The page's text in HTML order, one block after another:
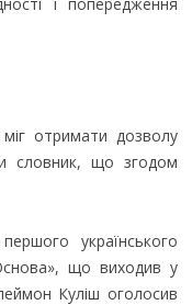
отримати дозволу
словник, що згодом
українського
що виходив у
Куліш оголосив